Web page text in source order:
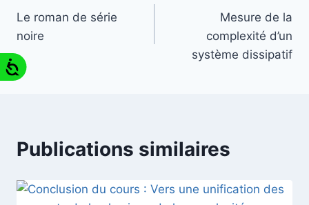
Le roman de série
noire
Mesure de la
complexité d’un
système dissipatif
Publications similaires